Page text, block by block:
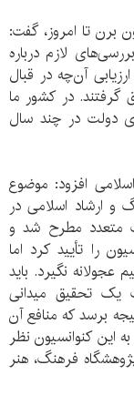
برن تا امروز، گفت:
لازم درباره
آن‌چه در قبال
گرفتند. در کشور ما
دولت در چند سال
افزود: موضوع
و ارشاد اسلامی در
متعدد مطرح شد و
را تأیید کرد اما
نگیرد. باید
یک تحقیق میدانی
برسد که منافع آن
این کنوانسیون نظر
فرهنگ، هنر